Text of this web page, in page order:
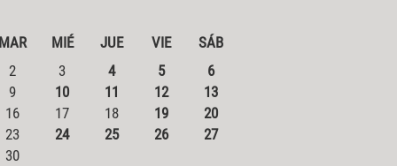
MIÉ JUE VIE
SÁB
2
3 4 5
6
9
10 11 12
13
16
17 18 19
20
23
24 25 26
27
30